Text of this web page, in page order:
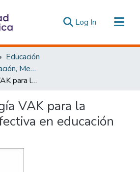
Log In (current)
Educación
Maestría en Educación, Mención Innovación y Liderazgo Educativo
La metodología VAK para la enseñanza efectiva en educación infantil
VAK para la
en educación